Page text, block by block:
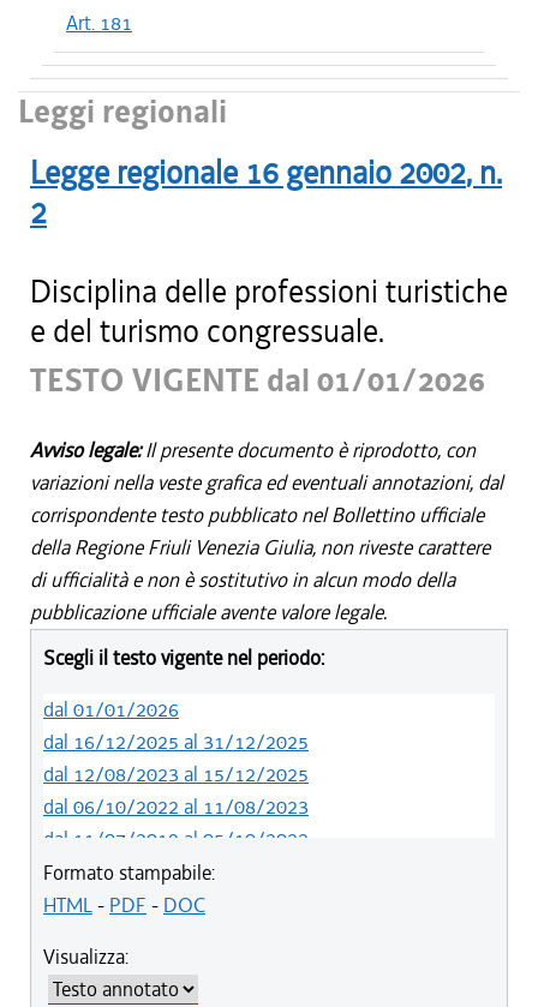
Art. 181
Leggi regionali
Legge regionale 16 gennaio 2002, n.
2
Disciplina delle professioni turistiche
e del turismo congressuale.
TESTO VIGENTE dal 01/01/2026
Avviso legale:Il presente documento è riprodotto, con
variazioni nella veste grafica ed eventuali annotazioni, dal
corrispondente testo pubblicato nel Bollettino ufficiale
della Regione Friuli Venezia Giulia, non riveste carattere
di ufficialità e non è sostitutivo in alcun modo della
pubblicazione ufficiale avente valore legale.
Scegli il testo vigente nel periodo:
dal 01/01/2026
dal 16/12/2025 al 31/12/2025
dal 12/08/2023 al 15/12/2025
dal 06/10/2022 al 11/08/2023
dal 11/07/2019 al 05/10/2022
dal 01/05/2019 al 10/07/2019
dal 12/04/2018 al 30/04/2019
dal 01/01/2018 al 28/03/2018
dal 09/11/2017 al 31/12/2017
Formato stampabile:
HTML- PDF - DOC
Visualizza: